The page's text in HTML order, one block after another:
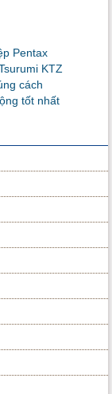
Pentax
KTZ
cách
tốt nhất